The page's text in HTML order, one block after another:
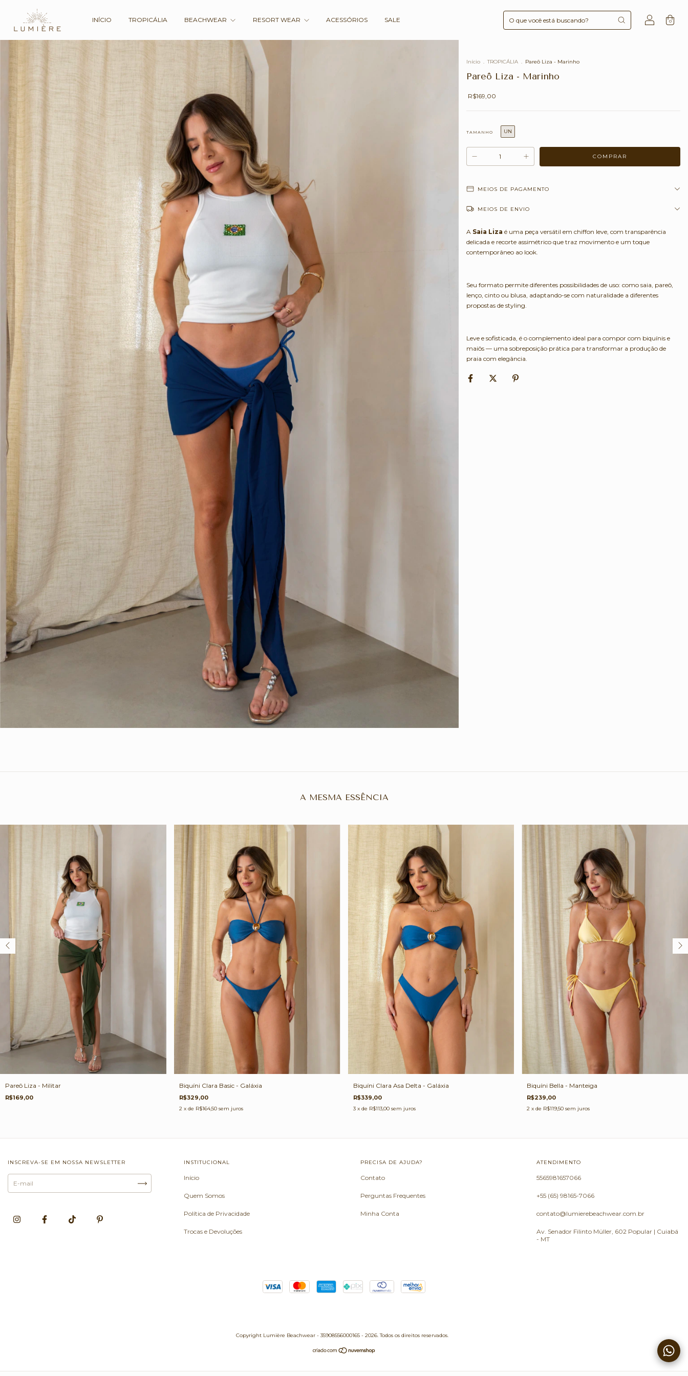
INÍCIO TROPICÁLIA BEACHWEAR RESORT WEAR ACESSÓRIOS SALE 0
Início . TROPICÁLIA . Pareô Liza - Marinho
Pareô Liza - Marinho
R$169,00
TAMANHO UN
MEIOS DE PAGAMENTO
MEIOS DE ENVIO
A Saia Liza é uma peça versátil em chiffon leve, com transparência
delicada e recorte assimétrico que traz movimento e um toque
contemporâneo ao look.
Seu formato permite diferentes possibilidades de uso: como saia, pareô,
lenço, cinto ou blusa, adaptando-se com naturalidade a diferentes
propostas de styling.
Leve e sofisticada, é o complemento ideal para compor com biquínis e
maiôs — uma sobreposição prática para transformar a produção de
praia com elegância.
A MESMA ESSÊNCIA
Pareô Liza - Militar
R$169,00
Biquíni Clara Basic - Galáxia
R$329,00
2 x de R$164,50 sem juros
Biquíni Clara Asa Delta - Galáxia
R$339,00
3 x de R$113,00 sem juros
Biquíni Bella - Manteiga
R$239,00
2 x de R$119,50 sem juros
INSCREVA-SE EM NOSSA NEWSLETTER INSTITUCIONAL
Início
Quem Somos
Política de Privacidade
Trocas e Devoluções
PRECISA DE AJUDA?
Contato
Perguntas Frequentes
Minha Conta
ATENDIMENTO
5565981657066
+55 (65) 98165-7066
contato@lumierebeachwear.com.br
Av. Senador Filinto Müller, 602 Popular | Cuiabá
- MT
Copyright Lumière Beachwear - 35908556000165 - 2026. Todos os direitos reservados.